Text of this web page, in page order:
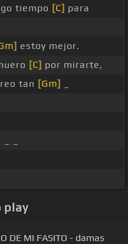
tiempo [C] para
estoy mejor.
[C] por mirarte,
tan [Gm]
_
play
DE MI FASITO - damas